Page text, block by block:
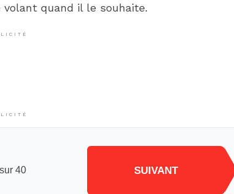
quand il le souhaite.
40 SUIVANT